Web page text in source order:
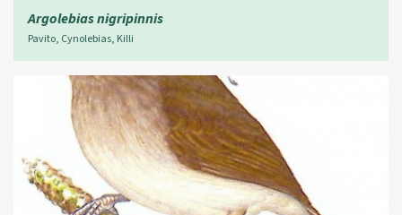
Argolebias nigripinnis
Pavito, Cynolebias, Killi